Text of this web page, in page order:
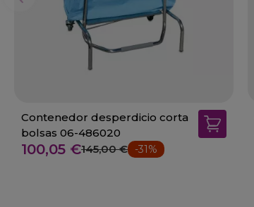
Contenedor desperdicio corta
bolsas 06-486020
100,05 €145,00 € -31%